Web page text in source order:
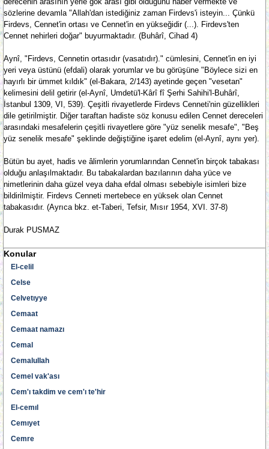
sözlerine devamla "Allah'dan istediğiniz zaman Firdevs'i isteyin... Çünkü
Firdevs, Cennet'in ortası ve Cennet'in en yükseğidir (...). Firdevs'ten
Cennet nehirleri doğar" buyurmaktadır. (Buhârî, Cihad 4)
Aynî, "Firdevs, Cennetin ortasıdır (vasatıdır)." cümlesini, Cennet'in en iyi
yeri veya üstünü (efdali) olarak yorumlar ve bu görüşüne "Böylece sizi en
hayırlı bir ümmet kıldık" (el-Bakara, 2/143) ayetinde geçen "vesetan"
kelimesini delil getirir (el-Aynî, Umdetü'l-Kârî fî Şerhi Sahihi'l-Buhârî,
İstanbul 1309, VI, 539). Çeşitli rivayetlerde Firdevs Cenneti'nin güzellikleri
dile getirilmiştir. Diğer taraftan hadiste söz konusu edilen Cennet dereceleri
arasındaki mesafelerin çeşitli rivayetlere göre "yüz senelik mesafe", "Beş
yüz senelik mesafe" şeklinde değiştiğine işaret edelim (el-Aynî, aynı yer).
Bütün bu ayet, hadis ve âlimlerin yorumlarından Cennet'in birçok tabakası
olduğu anlaşılmaktadır. Bu tabakalardan bazılarının daha yüce ve
nimetlerinin daha güzel veya daha efdal olması sebebiyle isimleri bize
bildirilmiştir. Firdevs Cenneti mertebece en yüksek olan Cennet
tabakasıdır. (Ayrıca bkz. et-Taberi, Tefsir, Mısır 1954, XVI. 37-8)
Durak PUSMAZ
Konular
El-celil
Celse
Celvetıyye
Cemaat
Cemaat namazı
Cemal
Cemalullah
Cemel vak'ası
Cem'ı takdim ve cem'ı te'hir
El-cemıl
Cemıyet
Cemre